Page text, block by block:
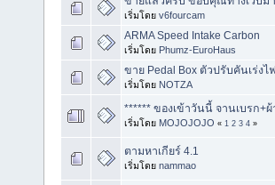
เริ่มโดย v6fourcam
ARMA Speed Intake Carbon
เริ่มโดย Phumz-EuroHaus
ขาย Pedal Box ตัวปรับคันเร่ง
เริ่มโดย NOTZA
****** ของเข้าวันนี้ จานเบรก+ผ้
เริ่มโดย MOJOJOJO « 1 2 3 4 »
ตามหาเกียร์ 4.1
เริ่มโดย nammao